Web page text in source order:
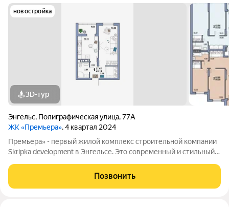
новостройка
3D-тур
Энгельс, Полиграфическая улица,77А
ЖК «Премьера», 4 квартал 2024
Премьера» - первый жилой комплекс строительной компании
Skripka development в Энгельсе. Это современный и стильный
комфорта. «Премьера». Вы - в самом центре событий! Детские
сады, школа,
Позвонить